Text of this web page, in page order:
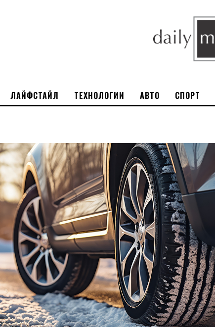
ЛАЙФСТАЙЛ ТЕХНОЛОГИИ АВТО СПОРТ